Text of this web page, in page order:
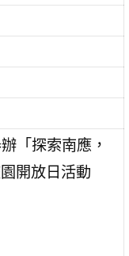
「探索南應，
開放日活動